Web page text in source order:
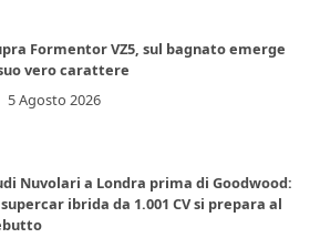
Formentor VZ5, sul bagnato emerge
vero carattere
5 Agosto 2026
Nuvolari a Londra prima di Goodwood:
ibrida da 1.001 CV si prepara al